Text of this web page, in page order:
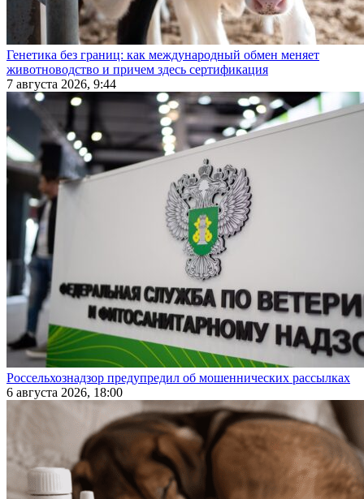
Генетика без границ: как международный обмен меняет
животноводство и причем здесь сертификация
7 августа 2026, 9:44
Россельхознадзор предупредил об мошеннических рассылках
6 августа 2026, 18:00